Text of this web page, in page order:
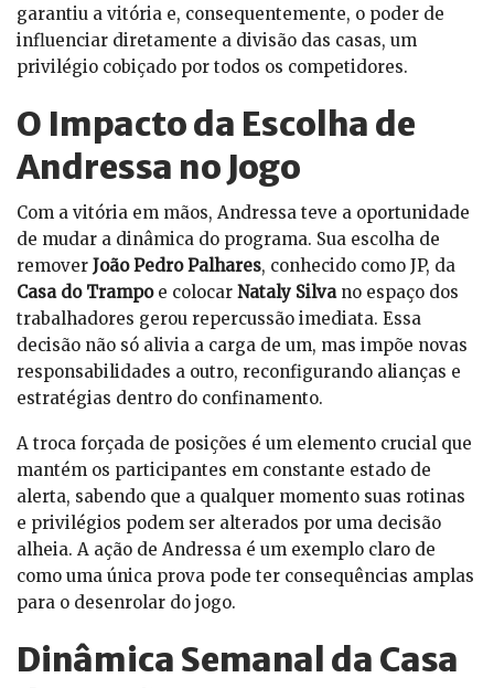
garantiu a vitória e, consequentemente, o poder de
influenciar diretamente a divisão das casas, um
privilégio cobiçado por todos os competidores.
O Impacto da Escolha de
Andressa no Jogo
Com a vitória em mãos, Andressa teve a oportunidade
de mudar a dinâmica do programa. Sua escolha de
remover João Pedro Palhares, conhecido como JP, da
Casa do Trampoe colocar Nataly Silvano espaço dos
trabalhadores gerou repercussão imediata. Essa
decisão não só alivia a carga de um, mas impõe novas
responsabilidades a outro, reconfigurando alianças e
estratégias dentro do confinamento.
A troca forçada de posições é um elemento crucial que
mantém os participantes em constante estado de
alerta, sabendo que a qualquer momento suas rotinas
e privilégios podem ser alterados por uma decisão
alheia. A ação de Andressa é um exemplo claro de
como uma única prova pode ter consequências amplas
para o desenrolar do jogo.
Dinâmica Semanal da Casa